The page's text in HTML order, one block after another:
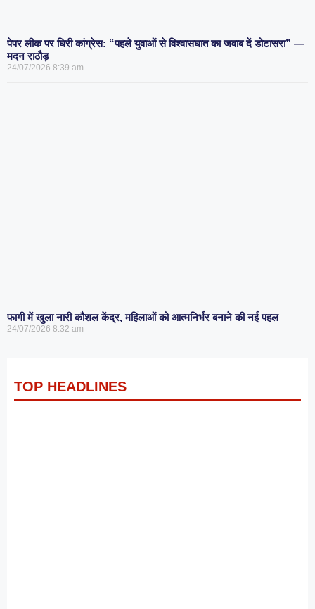
पेपर लीक पर घिरी कांग्रेस: “पहले युवाओं से विश्वासघात का जवाब दें डोटासरा” —
मदन राठौड़
24/07/2026 8:39 am
फागी में खुला नारी कौशल केंद्र, महिलाओं को आत्मनिर्भर बनाने की नई पहल
24/07/2026 8:32 am
TOP HEADLINES